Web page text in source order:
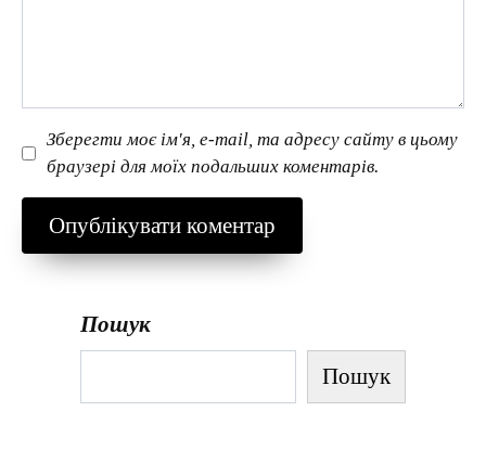
Зберегти моє ім'я, e-mail, та адресу сайту в цьому
браузері для моїх подальших коментарів.
Пошук
Пошук